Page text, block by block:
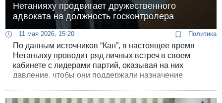
Нетанияху продвигает дружественного
адвоката на должность госконтролера
11 мая 2026, 15:20 Политика
По данным источников “Кан”, в настоящее время
Нетаньяху проводит ряд личных встреч в своем
кабинете с лидерами партий, оказывая на них
давление, чтобы они поддержали назначение